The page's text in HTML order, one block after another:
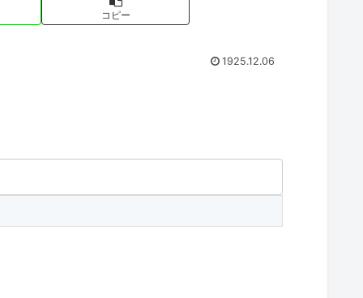
コピー
1925.12.06